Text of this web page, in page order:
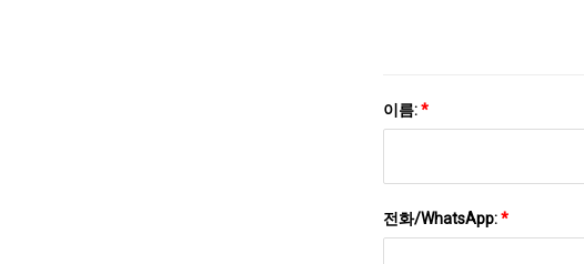
이름:*
전화/WhatsApp:*